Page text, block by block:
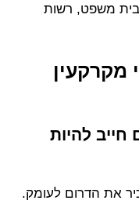
משפט, רשות
מקרקעין
להיות
את הדרום לעומק.